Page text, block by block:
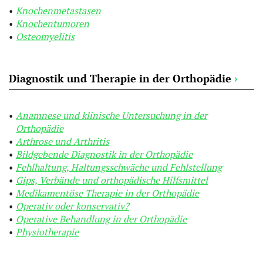
Knochenmetastasen
Knochentumoren
Osteomyelitis
Diagnostik und Therapie in der Orthopädie ›
Anamnese und klinische Untersuchung in der
Orthopädie
Arthrose und Arthritis
Bildgebende Diagnostik in der Orthopädie
Fehlhaltung, Haltungsschwäche und Fehlstellung
Gips, Verbände und orthopädische Hilfsmittel
Medikamentöse Therapie in der Orthopädie
Operativ oder konservativ?
Operative Behandlung in der Orthopädie
Physiotherapie